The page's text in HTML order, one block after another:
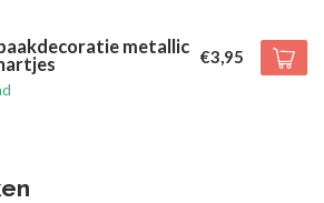
metallic €3,95